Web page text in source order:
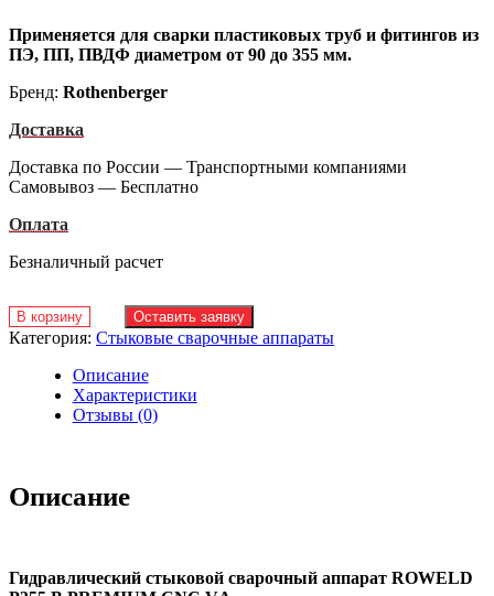
Применяется для сварки пластиковых труб и фитингов из
ПЭ, ПП, ПВДФ диаметром от 90 до 355 мм.
Бренд: Rothenberger
Доставка
Доставка по России — Транспортными компаниями
Самовывоз — Бесплатно
Оплата
Безналичный расчет
В корзину Оставить заявку
Категория: Стыковые сварочные аппараты
Описание
Характеристики
Отзывы (0)
Описание
Гидравлический стыковой сварочный аппарат ROWELD